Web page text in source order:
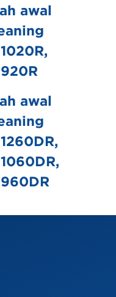
awal
awal